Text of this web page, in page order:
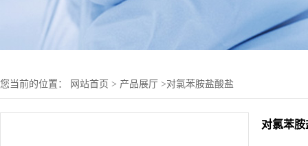
您当前的位置： 网站首页 > 产品展厅 >对氯苯胺盐酸盐
对氯苯